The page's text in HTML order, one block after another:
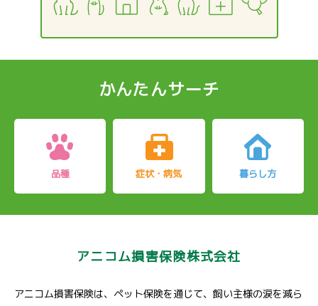
かんたんサーチ
品種 症状・病気 暮らし方
アニコム損害保険株式会社
アニコム損害保険は、ペット保険を通じて、飼い主様の涙を減ら